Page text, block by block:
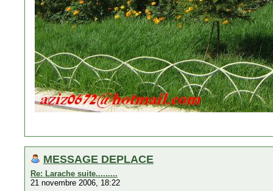
MESSAGE DEPLACE
Re: Larache suite.........
21 novembre 2006, 18:22